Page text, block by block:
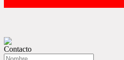
Contacto